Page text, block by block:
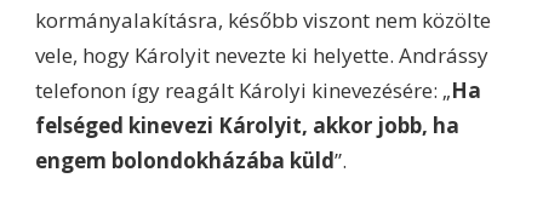
kormányalakításra, később viszont nem közölte
vele, hogy Károlyit nevezte ki helyette. Andrássy
telefonon így reagált Károlyi kinevezésére: „Ha
felséged kinevezi Károlyit, akkor jobb, ha
engem bolondokházába küld”.